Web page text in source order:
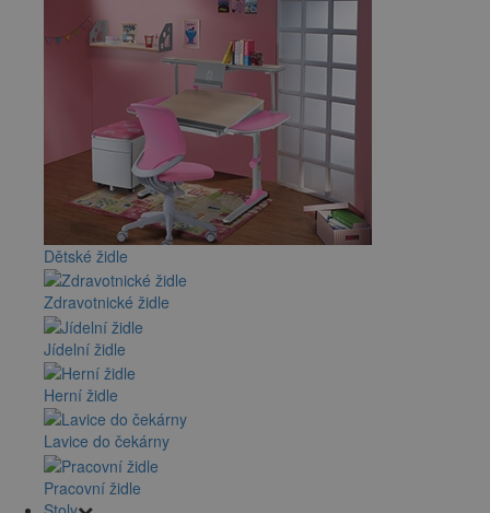
Dětské židle
Zdravotnické židle
Jídelní židle
Herní židle
Lavice do čekárny
Pracovní židle